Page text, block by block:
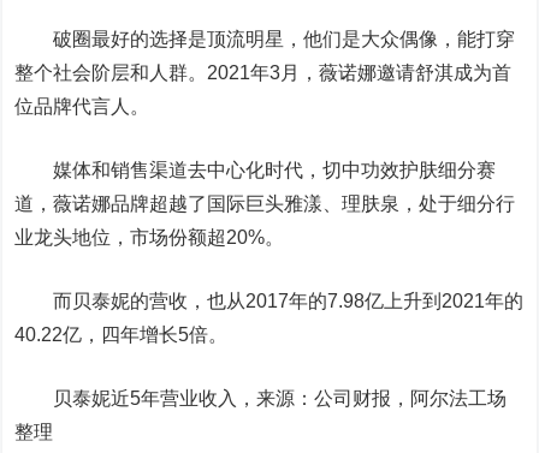
破圈最好的选择是顶流明星，他们是大众偶像，能打穿
整个社会阶层和人群。2021年3月，薇诺娜邀请舒淇成为首
位品牌代言人。
媒体和销售渠道去中心化时代，切中功效护肤细分赛
道，薇诺娜品牌超越了国际巨头雅漾、理肤泉，处于细分行
业龙头地位，市场份额超20%。
而贝泰妮的营收，也从2017年的7.98亿上升到2021年的
40.22亿，四年增长5倍。
贝泰妮近5年营业收入，来源：公司财报，阿尔法工场
整理